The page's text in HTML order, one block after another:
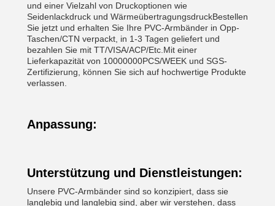
und einer Vielzahl von Druckoptionen wie
Seidenlackdruck und WärmeübertragungsdruckBestellen
Sie jetzt und erhalten Sie Ihre PVC-Armbänder in Opp-
Taschen/CTN verpackt, in 1-3 Tagen geliefert und
bezahlen Sie mit TT/VISA/ACP/Etc.Mit einer
Lieferkapazität von 10000000PCS/WEEK und SGS-
Zertifizierung, können Sie sich auf hochwertige Produkte
verlassen.
Anpassung:
Unterstützung und Dienstleistungen:
Unsere PVC-Armbänder sind so konzipiert, dass sie
langlebig und langlebig sind, aber wir verstehen, dass